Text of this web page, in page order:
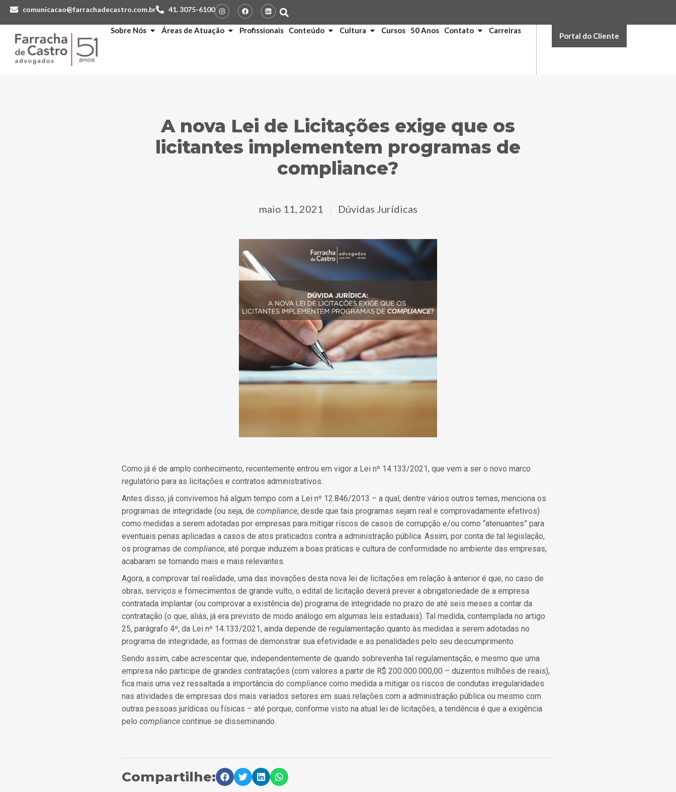
comunicacao@farrachadecastro.com.br 41. 3075-6100
Sobre Nós Áreas de Atuação Profissionais Conteúdo Cultura Cursos 50 Anos Contato Carreiras
Portal do Cliente
A nova Lei de Licitações exige que os
licitantes implementem programas de
compliance?
maio 11, 2021 Dúvidas Jurídicas
Como já é de amplo conhecimento, recentemente entrou em vigor a Lei nº 14.133/2021, que vem a ser o novo marco
regulatório para as licitações e contratos administrativos.
Antes disso, já convivemos há algum tempo com a Lei nº 12.846/2013 – a qual, dentre vários outros temas, menciona os
programas de integridade (ou seja, de compliance, desde que tais programas sejam real e comprovadamente efetivos)
como medidas a serem adotadas por empresas para mitigar riscos de casos de corrupção e/ou como “atenuantes” para
eventuais penas aplicadas a casos de atos praticados contra a administração pública. Assim, por conta de tal legislação,
os programas de compliance, até porque induzem a boas práticas e cultura de conformidade no ambiente das empresas,
acabaram se tornando mais e mais relevantes.
Agora, a comprovar tal realidade, uma das inovações desta nova lei de licitações em relação à anterior é que, no caso de
obras, serviços e fornecimentos de grande vulto, o edital de licitação deverá prever a obrigatoriedade de a empresa
contratada implantar (ou comprovar a existência de) programa de integridade no prazo de até seis meses a contar da
contratação (o que, aliás, já era previsto de modo análogo em algumas leis estaduais). Tal medida, contemplada no artigo
25, parágrafo 4º, da Lei nº 14.133/2021, ainda depende de regulamentação quanto às medidas a serem adotadas no
programa de integridade, as formas de demonstrar sua efetividade e as penalidades pelo seu descumprimento.
Sendo assim, cabe acrescentar que, independentemente de quando sobrevenha tal regulamentação, e mesmo que uma
empresa não participe de grandes contratações (com valores a partir de R$ 200.000.000,00 – duzentos milhões de reais),
fica mais uma vez ressaltada a importância do compliance como medida a mitigar os riscos de condutas irregularidades
nas atividades de empresas dos mais variados setores em suas relações com a administração pública ou mesmo com
outras pessoas jurídicas ou físicas – até porque, conforme visto na atual lei de licitações, a tendência é que a exigência
pelo compliance continue se disseminando.
Compartilhe: